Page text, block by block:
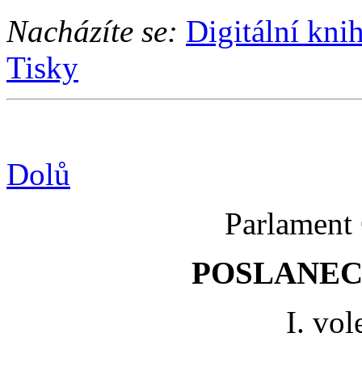
Nacházíte se: Digitální
Tisky
Dolů
I.